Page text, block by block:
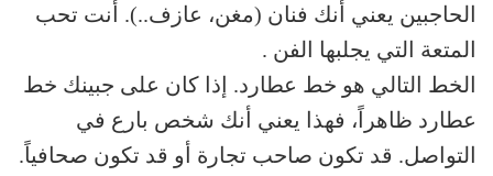
الحاجبين يعني أنك فنان (مغن، عازف..). أنت تحب
المتعة التي يجلبها الفن .
الخط التالي هو خط عطارد. إذا كان على جبينك خط
عطارد ظاهراً، فهذا يعني أنك شخص بارع في
التواصل. قد تكون صاحب تجارة أو قد تكون صحافياً.